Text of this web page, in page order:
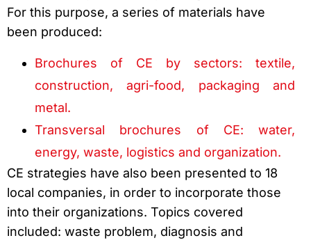
For this purpose, a series of materials have
been produced:
Brochures of CE by sectors: textile,
construction, agri-food, packaging and
metal.
Transversal brochures of CE: water,
energy, waste, logistics and organization.
CE strategies have also been presented to 18
local companies, in order to incorporate those
into their organizations. Topics covered
included: waste problem, diagnosis and